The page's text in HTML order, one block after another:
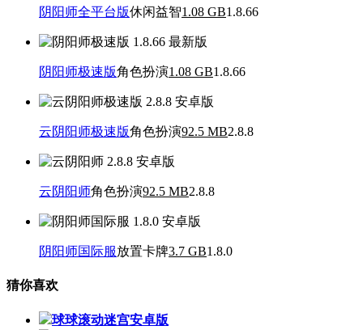
阴阳师全平台版休闲益智1.08 GB1.8.66
阴阳师极速版角色扮演1.08 GB1.8.66
云阴阳师极速版角色扮演92.5 MB2.8.8
云阴阳师角色扮演92.5 MB2.8.8
阴阳师国际服放置卡牌3.7 GB1.8.0
猜你喜欢
球球滚动迷宫安卓版